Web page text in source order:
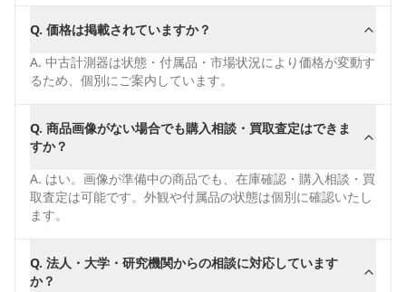
Q. 価格は掲載されていますか？
A. 中古計測器は状態・付属品・市場状況により価格が変動す
るため、個別にご案内しています。
Q. 商品画像がない場合でも購入相談・買取査定はできま
すか？
A. はい。画像が準備中の商品でも、在庫確認・購入相談・買
取査定は可能です。外観や付属品の状態は個別に確認いたし
ます。
Q. 法人・大学・研究機関からの相談に対応しています
か？